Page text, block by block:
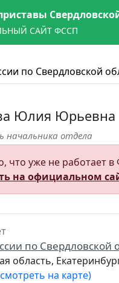
САЙТ ФССП
по Свердловской
Юлия Юрьевна
начальника отдела
что уже не работает
на официальном
по Свердловской
область,
на карте)